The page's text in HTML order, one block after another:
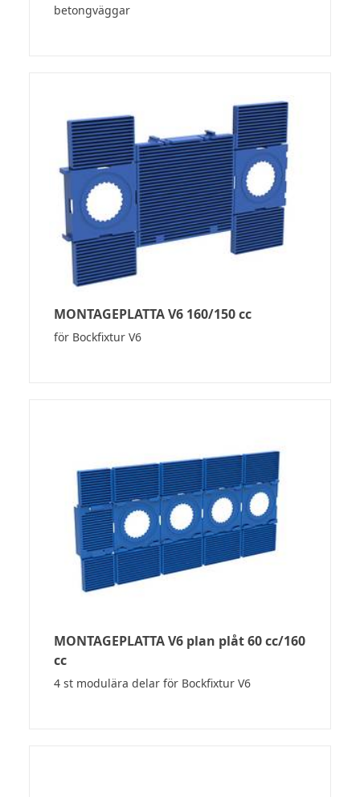
betongväggar
MONTAGEPLATTA V6 160/150 cc
för Bockfixtur V6
MONTAGEPLATTA V6 plan plåt 60 cc/160
cc
4 st modulära delar för Bockfixtur V6